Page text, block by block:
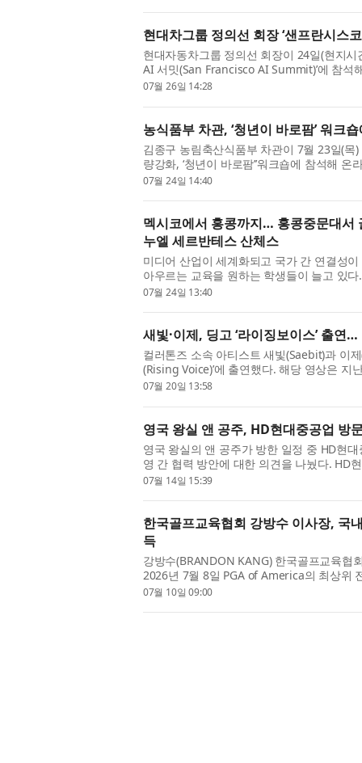
현대차그룹 정의선 회장 ‘샌프란시스
현대자동차그룹 정의선 회장이 24일(현지
AI 서밋(San Francisco AI Summit)’에 참
략을 밝혔다. 이번 행사는 정의선...
07월 26일 14:28
농식품부 차관, ‘청년이 바로팜’ 워크
김종구 농림축산식품부 차관이 7월 23일(목
량강화, ‘청년이 바로팜’’워크숍에 참석해
번 워크숍은 온라인 판매에 관...
07월 24일 14:40
멕시코에서 홍콩까지… 홍콩중문대서
누엘 세르반테스 산체스
미디어 산업이 세계화되고 국가 간 연결성
아우르는 교육을 원하는 학생들이 늘고 있
University of Hong Kong, CUHK) 장학...
07월 24일 13:40
새빛·이제, 딩고 ‘라이징보이스’ 출연
컬러톤즈 소속 아티스트 새빛(Saebit)과 이
(Rising Voice)’에 출연했다. 해당 영상은
개됐으며, 두 아티스트는 각자...
07월 20일 13:58
영국 왕실 앤 공주, HD현대중공업 방
영국 왕실의 앤 공주가 방한 일정 중 HD현
영 간 협력 방안에 대한 의견을 나눴다. HD
스 경, 콜린 크룩스 주한영국대...
07월 14일 15:39
한국골프교육협회 강방수 이사장,
득
강방수(BRANDON KANG) 한국골프교육협
2026년 7월 8일 PGA of America의 최상위
다. PGA Master Professional은 전 세계에
07월 10일 09:00